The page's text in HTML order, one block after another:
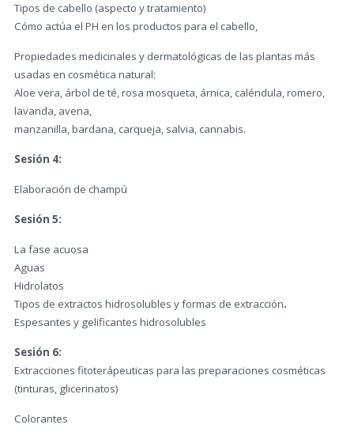
Tipos de cabello (aspecto y tratamiento)
Cómo actúa el PH en los productos para el cabello,
Propiedades medicinales y dermatológicas de las plantas más
usadas en cosmética natural:
Aloe vera, árbol de té, rosa mosqueta, árnica, caléndula, romero,
lavanda, avena,
manzanilla, bardana, carqueja, salvia, cannabis.
Sesión 4:
Elaboración de champú
Sesión 5:
La fase acuosa
Aguas
Hidrolatos
Tipos de extractos hidrosolubles y formas de extracción.
Espesantes y gelificantes hidrosolubles
Sesión 6:
Extracciones fitoterápeuticas para las preparaciones cosméticas
(tinturas, glicerinatos)
Colorantes